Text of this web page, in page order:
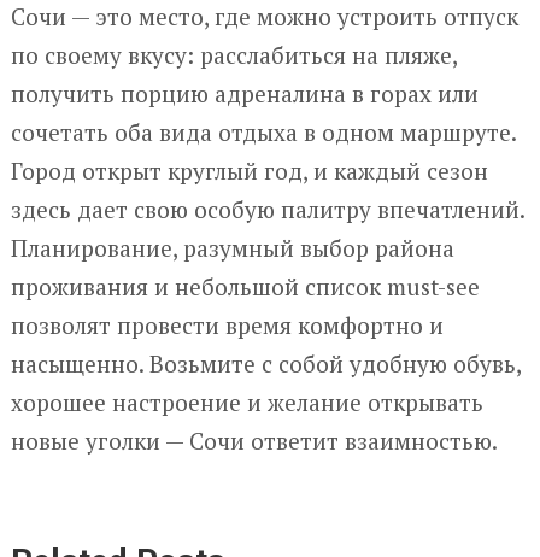
Сочи — это место, где можно устроить отпуск
по своему вкусу: расслабиться на пляже,
получить порцию адреналина в горах или
сочетать оба вида отдыха в одном маршруте.
Город открыт круглый год, и каждый сезон
здесь дает свою особую палитру впечатлений.
Планирование, разумный выбор района
проживания и небольшой список must-see
позволят провести время комфортно и
насыщенно. Возьмите с собой удобную обувь,
хорошее настроение и желание открывать
новые уголки — Сочи ответит взаимностью.